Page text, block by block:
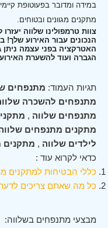
במידה ומדובר בפעוטופת
מתקנים מגוונים ובטוחים.
צוות טרמפולינו שלווה
הנכונים עבור האירוע
האטרקציה בפני עצמה ניתן
הגברה ועוד להשערת
תגיות העמוד: מתנפחים
מתנפחים להשכרה
מתנפחים שלווה ,
מתקנים מתנפחים
לילדים שלווה , מתקנים
כדאי לקרוא עוד :
כללי הבטיחות למתקנים
כל מה שאתם צריכים
מבצעי מתנפחים בשלווה: